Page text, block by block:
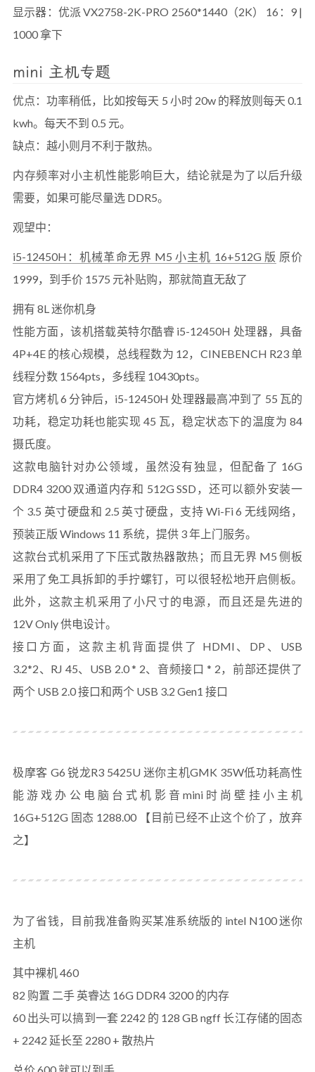
显示器：优派 VX2758-2K-PRO 2560*1440（2K） 16：9 |
1000 拿下
mini 主机专题
优点：功率稍低，比如按每天 5 小时 20w 的释放则每天 0.1
kwh。每天不到 0.5 元。
缺点：越小则月不利于散热。
内存频率对小主机性能影响巨大，结论就是为了以后升级
需要，如果可能尽量选 DDR5。
观望中：
i5-12450H：机械革命无界 M5 小主机 16+512G 版 原价
1999，到手价 1575 元补贴购，那就简直无敌了
拥有 8L 迷你机身
性能方面，该机搭载英特尔酷睿 i5-12450H 处理器，具备
4P+4E 的核心规模，总线程数为 12，CINEBENCH R23 单
线程分数 1564pts，多线程 10430pts。
官方烤机 6 分钟后，i5-12450H 处理器最高冲到了 55 瓦的
功耗，稳定功耗也能实现 45 瓦，稳定状态下的温度为 84
摄氏度。
这款电脑针对办公领域，虽然没有独显，但配备了 16G
DDR4 3200 双通道内存和 512G SSD，还可以额外安装一
个 3.5 英寸硬盘和 2.5 英寸硬盘，支持 Wi-Fi 6 无线网络，
预装正版 Windows 11 系统，提供 3 年上门服务。
这款台式机采用了下压式散热器散热；而且无界 M5 侧板
采用了免工具拆卸的手拧螺钉，可以很轻松地开启侧板。
此外，这款主机采用了小尺寸的电源，而且还是先进的
12V Only 供电设计。
接口方面，这款主机背面提供了 HDMI、DP、USB
3.2*2、RJ 45、USB 2.0 * 2、音频接口 * 2，前部还提供了
两个 USB 2.0 接口和两个 USB 3.2 Gen1 接口
极摩客 G6 锐龙R3 5425U 迷你主机GMK 35W低功耗高性
能游戏办公电脑台式机影音mini时尚壁挂小主机
16G+512G 固态 1288.00 【目前已经不止这个价了，放弃
之】
为了省钱，目前我准备购买某准系统版的 intel N100 迷你
主机
其中裸机 460
82 购置 二手 英睿达 16G DDR4 3200 的内存
60 出头可以搞到一套 2242 的 128 GB ngff 长江存储的固态
+ 2242 延长至 2280 + 散热片